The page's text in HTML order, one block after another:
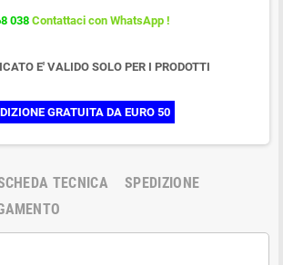
038Contattaci con WhatsApp !
E' VALIDO SOLO PER I PRODOTTI
GRATUITA DA EURO 50
TECNICA
SPEDIZIONE